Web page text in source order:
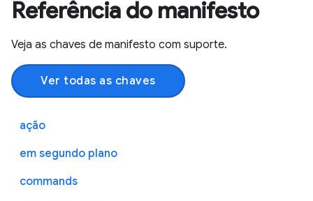
Referência do manifesto
Veja as chaves de manifesto com suporte.
Ver todas as chaves
ação
em segundo plano
commands